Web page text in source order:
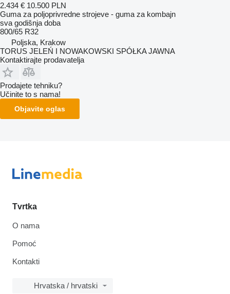
2.434 € 10.500 PLN
Guma za poljoprivredne strojeve - guma za kombajn
sva godišnja doba
800/65 R32
Poljska, Krakow
TORUS JELEŃ I NOWAKOWSKI SPÓŁKA JAWNA
Kontaktirajte prodavatelja
Prodajete tehniku?
Učinite to s nama!
Objavite oglas
Tvrtka
O nama
Pomoć
Kontakti
Hrvatska / hrvatski